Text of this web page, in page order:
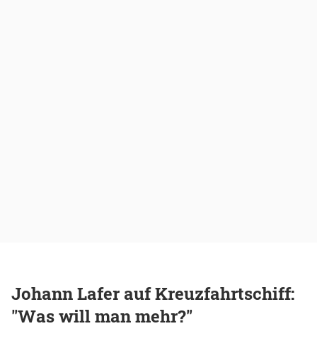
Johann Lafer auf Kreuzfahrtschiff:
"Was will man mehr?"